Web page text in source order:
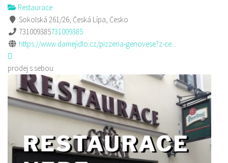
Restaurace
Sokolská 261/26, Česká Lípa, Česko
731009385731009385
https://www.damejidlo.cz/pizzeria-genovese?z-ce...
prodej s sebou